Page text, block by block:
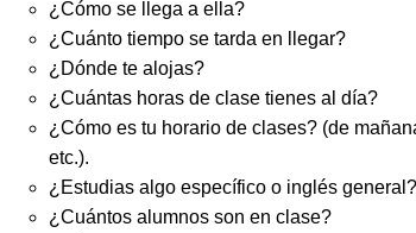
¿Cómo se llega a ella?
¿Cuánto tiempo se tarda en llegar?
¿Dónde te alojas?
¿Cuántas horas de clase tienes al día?
¿Cómo es tu horario de clases? (de
etc.).
¿Estudias algo específico o inglés general?
¿Cuántos alumnos son en clase?